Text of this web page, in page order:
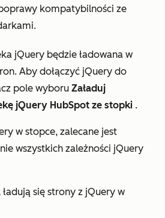
kompatybilności ze
jQuery będzie ładowana w
Aby dołączyć jQuery do
pole wyboru Załaduj
jQuery HubSpot ze stopki .
w stopce, zalecane jest
wszystkich zależności jQuery
się strony z jQuery w